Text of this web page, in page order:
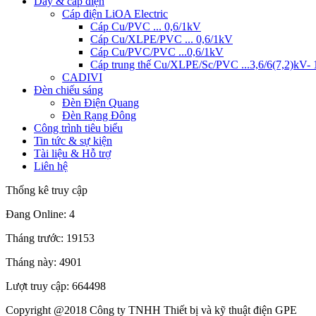
Cáp điện LiOA Electric
Cáp Cu/PVC ... 0,6/1kV
Cáp Cu/XLPE/PVC ... 0,6/1kV
Cáp Cu/PVC/PVC ...0,6/1kV
Cáp trung thế Cu/XLPE/Sc/PVC ...3,6/6(7,2)kV-
CADIVI
Đèn chiếu sáng
Đèn Điện Quang
Đèn Rạng Đông
Công trình tiêu biểu
Tin tức & sự kiện
Tài liệu & Hỗ trợ
Liên hệ
Thống kê truy cập
Đang Online: 4
Tháng trước: 19153
Tháng này: 4901
Lượt truy cập: 664498
Copyright @2018 Công ty TNHH Thiết bị và kỹ thuật điện GPE